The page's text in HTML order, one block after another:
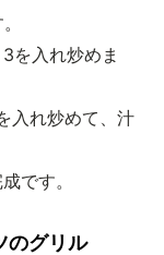
を入れ炒めま
入れ炒めて、汁
です。
のグリル